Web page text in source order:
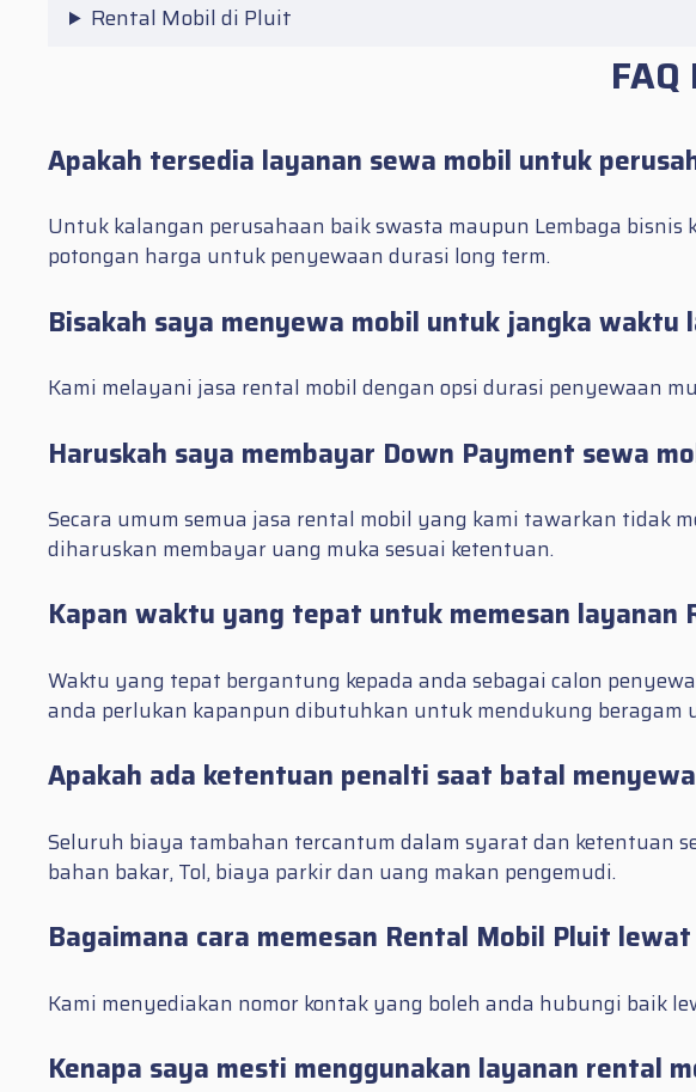
Rental Mobil di Pluit
Apakah tersedia layanan sewa mobil untuk
Untuk kalangan perusahaan baik swasta maupun Lembaga
potongan harga untuk penyewaan durasi long term.
Bisakah saya menyewa mobil untuk jangka waktu
Kami melayani jasa rental mobil dengan opsi durasi penyewaan
Haruskah saya membayar Down Payment sewa
Secara umum semua jasa rental mobil yang kami tawarkan tidak
diharuskan membayar uang muka sesuai ketentuan.
Kapan waktu yang tepat untuk memesan layanan
Waktu yang tepat bergantung kepada anda sebagai calon
anda perlukan kapanpun dibutuhkan untuk mendukung beragam
Apakah ada ketentuan penalti saat batal
Seluruh biaya tambahan tercantum dalam syarat dan ketentuan
bahan bakar, Tol, biaya parkir dan uang makan pengemudi.
Bagaimana cara memesan Rental Mobil Pluit
Kami menyediakan nomor kontak yang boleh anda hubungi baik
Kenapa saya mesti menggunakan layanan rental